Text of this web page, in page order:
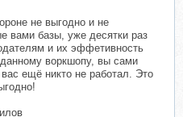
не выгодно и не
вами базы, уже десятки раз
и их эффетивность
воркшопу, вы сами
ещё никто не работал. Это